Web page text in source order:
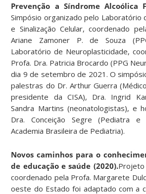
Prevenção a Síndrome Alcoólica
Simpósio organizado pelo Laboratório
e Sinalização Celular, coordenado
Ariane Zamoner P. de Souza
Laboratório de Neuroplasticidade,
Profa. Dra. Patricia Brocardo (PPG
dia 9 de setembro de 2021. O
palestras do Dr. Arthur Guerra
presidente da CISA), Dra. Ingrid
Sandra Martins (neonatologistas), e
Dra. Conceição Segre (Pediatra e
Academia Brasileira de Pediatria).
Novos caminhos para o
de educação e saúde (2020).Projeto
coordenado pela Profa. Margarete
oeste do Estado foi adaptado com a